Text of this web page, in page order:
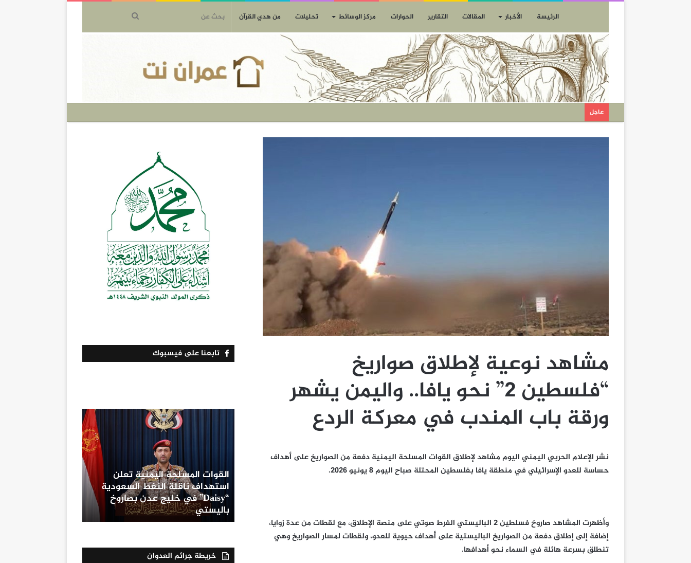
الرئيسة الأخبار المقالات التقارير الحوارات مركز الوسائط تحليلات من هدي القرآن
عاجل
مشاهد نوعية لإطلاق صواريخ
“فلسطين 2” نحو يافا.. واليمن يشهر
ورقة باب المندب في معركة الردع
نشر الإعلام الحربي اليمني اليوم مشاهد لإطلاق القوات المسلحة اليمنية دفعة من الصواريخ على أهداف
حساسة للعدو الإسرائيلي في منطقة يافا بفلسطين المحتلة صباح اليوم 8 يونيو 2026.
وأظهرت المشاهد صاروخ فسلطين 2 الباليستي الفرط صوتي على منصة الإطلاق، مع لقطات من عدة زوايا،
إضافة إلى إطلاق دفعة من الصواريخ الباليستية على أهداف حيوية للعدو، ولقطات لمسار الصواريخ وهي
تنطلق بسرعة هائلة في السماء نحو أهدافها.
تابعنا على فيسبوك
القوات المسلحة اليمنية تعلن
استهداف ناقلة النفط السعودية
“Daisy” في خليج عدن بصاروخ
باليستي
خريطة جرائم العدوان